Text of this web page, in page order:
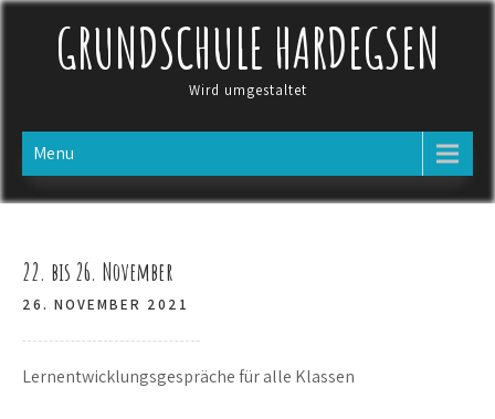
Skip
GRUNDSCHULE HARDEGSEN
Wird umgestaltet
Menu
22. bis 26. November
26. NOVEMBER 2021
Lernentwicklungsgespräche für alle Klassen